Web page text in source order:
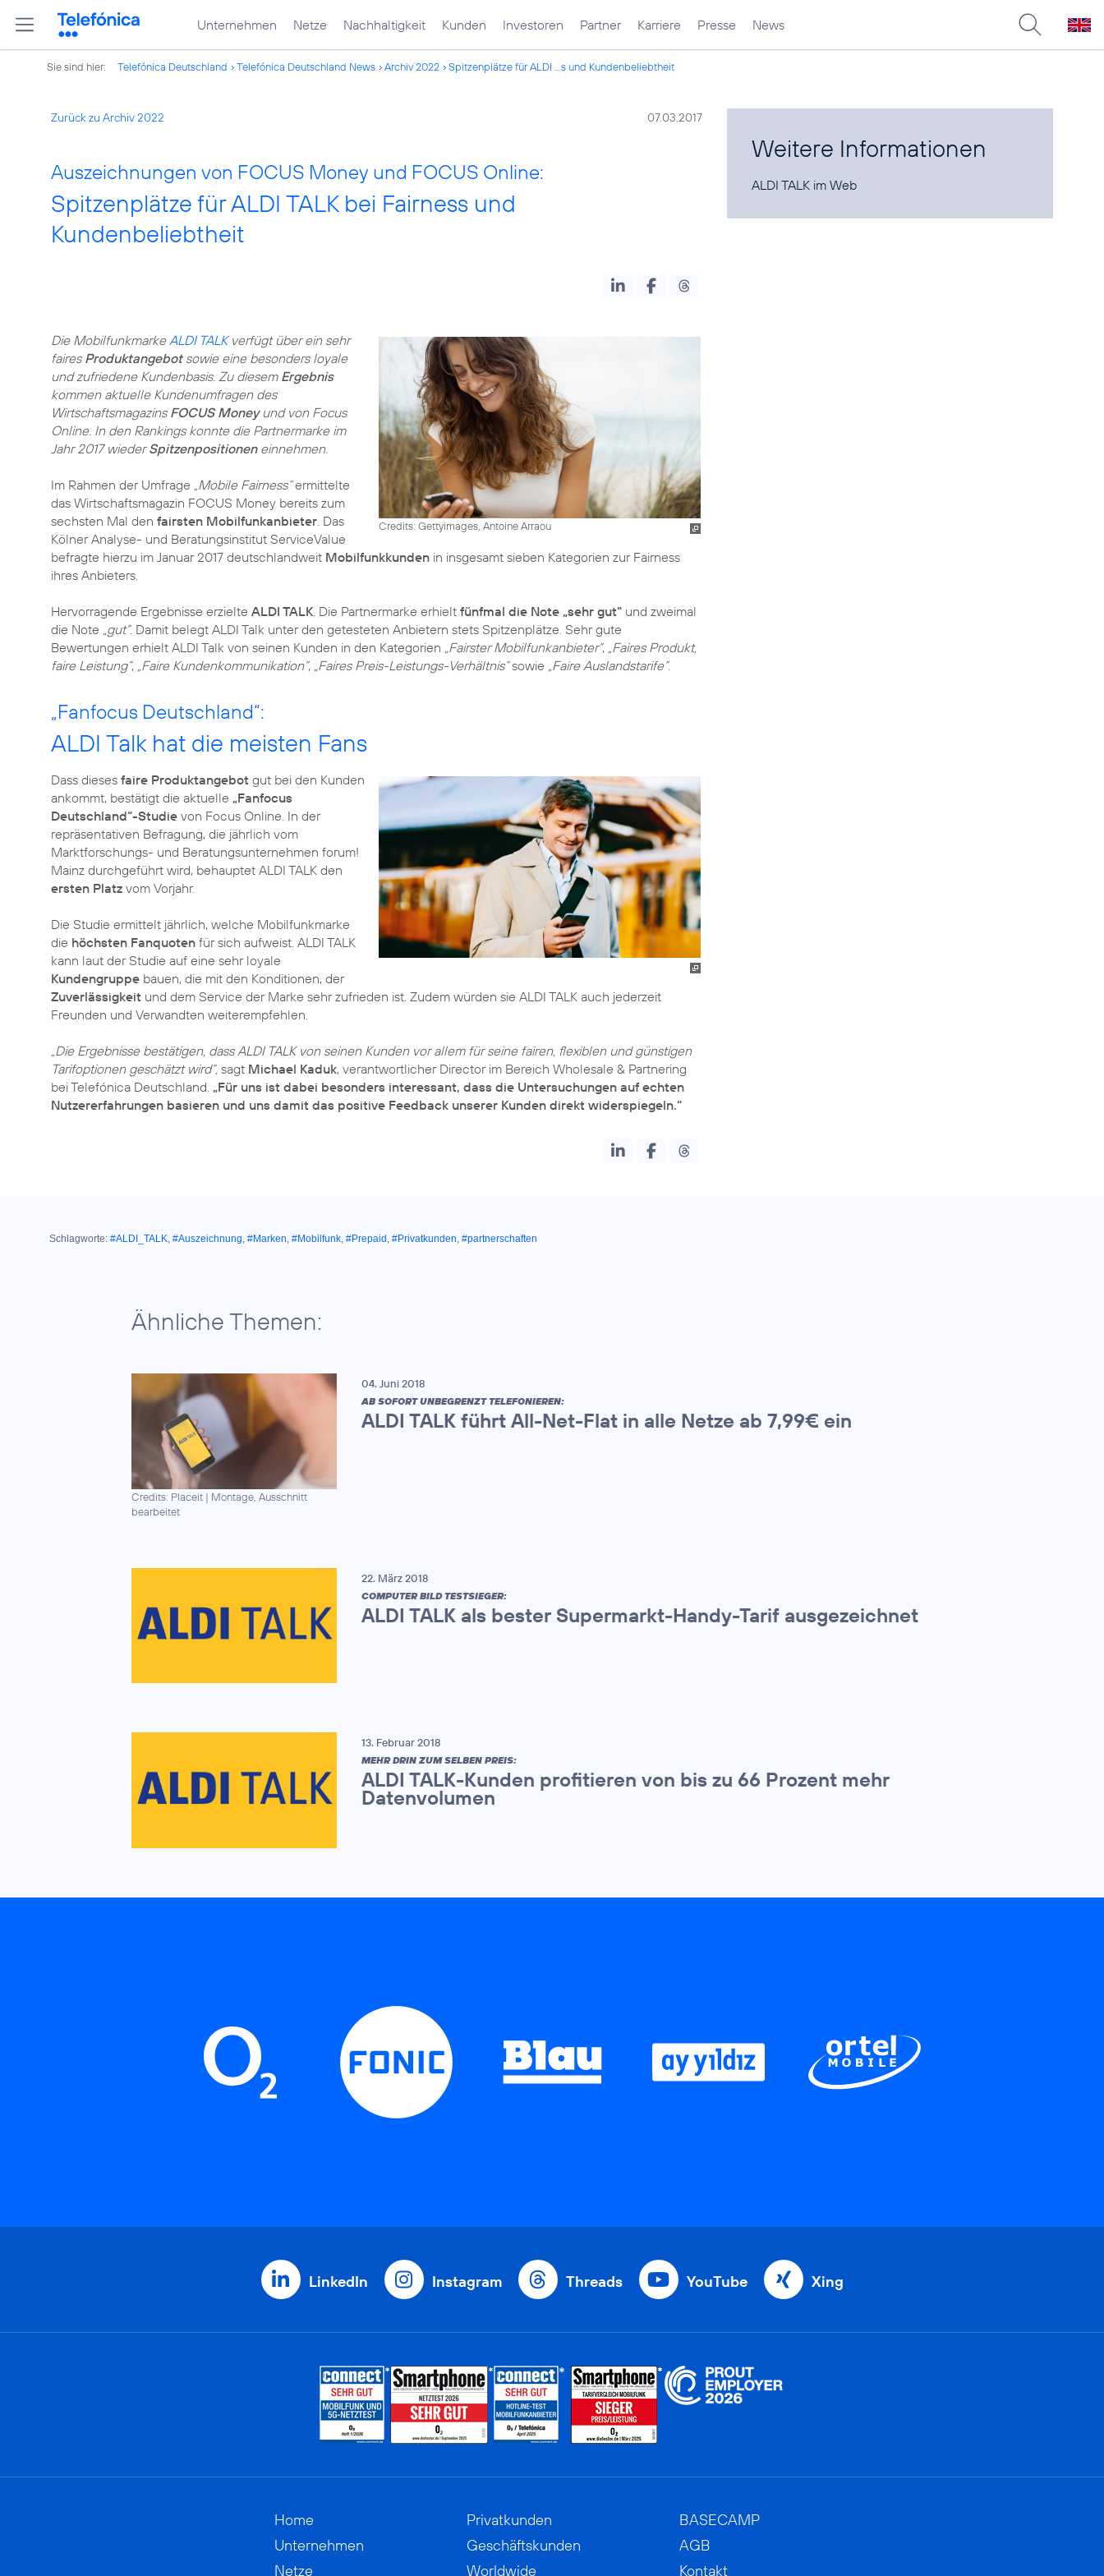
Unternehmen Netze Nachhaltigkeit Kunden Investoren Partner Karriere Presse News
Sie sind hier: Telefónica Deutschland Telefónica Deutschland News Archiv 2022 Spitzenplätze für ALDI ...s und Kundenbeliebtheit
Zurück zu Archiv 2022 07.03.2017
Auszeichnungen von FOCUS Money und FOCUS Online:
Spitzenplätze für ALDI TALK bei Fairness und
Kundenbeliebtheit
Credits: Gettyimages, Antoine Arraou
Die MobilfunkmarkeALDI TALKverfügt über ein sehr
faires Produktangebotsowie eine besonders loyale
und zufriedene Kundenbasis. Zu diesem Ergebnis
kommen aktuelle Kundenumfragen des
Wirtschaftsmagazins FOCUS Moneyund von Focus
Online. In den Rankings konnte die Partnermarke im
Jahr 2017 wiederSpitzenpositioneneinnehmen.
Im Rahmen der Umfrage „Mobile Fairness“ermittelte
das Wirtschaftsmagazin FOCUS Money bereits zum
sechsten Mal den fairsten Mobilfunkanbieter. Das
Kölner Analyse- und Beratungsinstitut ServiceValue
befragte hierzu im Januar 2017 deutschlandweit Mobilfunkkunden in insgesamt sieben Kategorien zur Fairness
ihres Anbieters.
Hervorragende Ergebnisse erzielte ALDI TALK. Die Partnermarke erhielt fünfmal die Note „sehr gut“ und zweimal
die Note „gut“. Damit belegt ALDI Talk unter den getesteten Anbietern stets Spitzenplätze. Sehr gute
Bewertungen erhielt ALDI Talk von seinen Kunden in den Kategorien „Fairster Mobilfunkanbieter“, „Faires Produkt,
faire Leistung“, „Faire Kundenkommunikation“, „Faires Preis-Leistungs-Verhältnis“sowie „Faire Auslandstarife“.
„Fanfocus Deutschland“:
ALDI Talk hat die meisten Fans
Dass dieses faire Produktangebot gut bei den Kunden
ankommt, bestätigt die aktuelle „Fanfocus
Deutschland“-Studie von Focus Online. In der
repräsentativen Befragung, die jährlich vom
Marktforschungs- und Beratungsunternehmen forum!
Mainz durchgeführt wird, behauptet ALDI TALK den
ersten Platz vom Vorjahr.
Die Studie ermittelt jährlich, welche Mobilfunkmarke
die höchsten Fanquoten für sich aufweist. ALDI TALK
kann laut der Studie auf eine sehr loyale
Kundengruppe bauen, die mit den Konditionen, der
Zuverlässigkeit und dem Service der Marke sehr zufrieden ist. Zudem würden sie ALDI TALK auch jederzeit
Freunden und Verwandten weiterempfehlen.
„Die Ergebnisse bestätigen, dass ALDI TALK von seinen Kunden vor allem für seine fairen, flexiblen und günstigen
Tarifoptionen geschätzt wird“, sagt Michael Kaduk, verantwortlicher Director im Bereich Wholesale & Partnering
bei Telefónica Deutschland. „Für uns ist dabei besonders interessant, dass die Untersuchungen auf echten
Nutzererfahrungen basieren und uns damit das positive Feedback unserer Kunden direkt widerspiegeln.“
Weitere Informationen
ALDI TALK imWeb
Schlagworte: #ALDI_TALK, #Auszeichnung, #Marken, #Mobilfunk, #Prepaid , #Privatkunden, #partnerschaften
Ähnliche Themen:
Credits: Placeit | Montage, Ausschnitt
bearbeitet
04. Juni 2018
AB SOFORT UNBEGRENZT TELEFONIEREN:
ALDI TALK führt All-Net-Flat in alle Netze ab 7,99€ ein
22. März 2018
COMPUTER BILD TESTSIEGER:
ALDI TALK als bester Supermarkt-Handy-Tarif ausgezeichnet
13. Februar 2018
MEHR DRIN ZUM SELBEN PREIS:
ALDI TALK-Kunden profitieren von bis zu 66 Prozent mehr
Datenvolumen
LinkedIn Instagram Threads YouTube Xing
Home
Unternehmen
Netze
Privatkunden
Geschäftskunden
Worldwide
BASECAMP
AGB
Kontakt